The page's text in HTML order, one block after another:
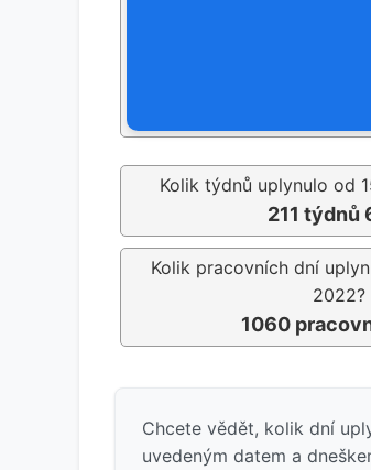
Kolik týdnů uplynulo od
211 týdnů
Kolik pracovních dní
2022?
1060
Chcete vědět, kolik dní
uvedeným datem a